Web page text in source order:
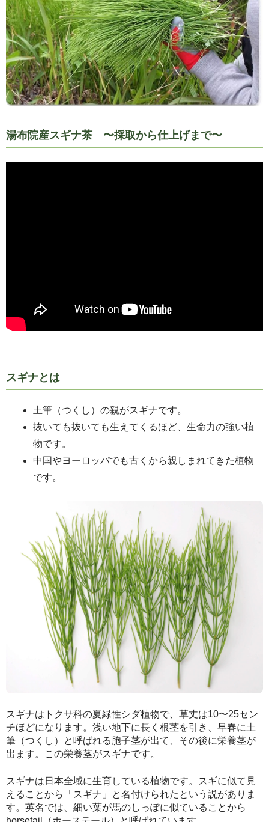
湯布院産スギナ茶 〜採取から仕上げまで〜
スギナとは
土筆（つくし）の親がスギナです。
抜いても抜いても生えてくるほど、生命力の強い植
物です。
中国やヨーロッパでも古くから親しまれてきた植物
です。
スギナはトクサ科の夏緑性シダ植物で、草丈は10〜25セン
チほどになります。浅い地下に長く根茎を引き、早春に土
筆（つくし）と呼ばれる胞子茎が出て、その後に栄養茎が
出ます。この栄養茎がスギナです。
スギナは日本全域に生育している植物です。スギに似て見
えることから「スギナ」と名付けられたという説がありま
す。英名では、細い葉が馬のしっぽに似ていることから